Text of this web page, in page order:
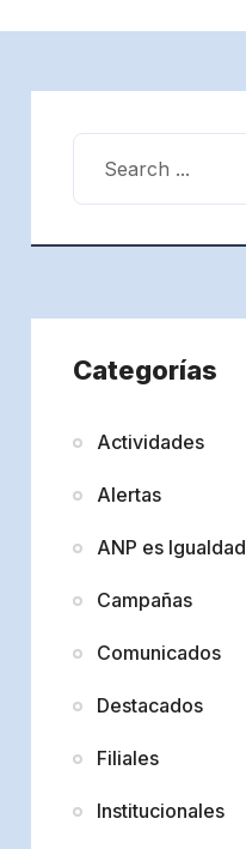
Categorías
Actividades
Alertas
ANP es Igualdad
Campañas
Comunicados
Destacados
Filiales
Institucionales